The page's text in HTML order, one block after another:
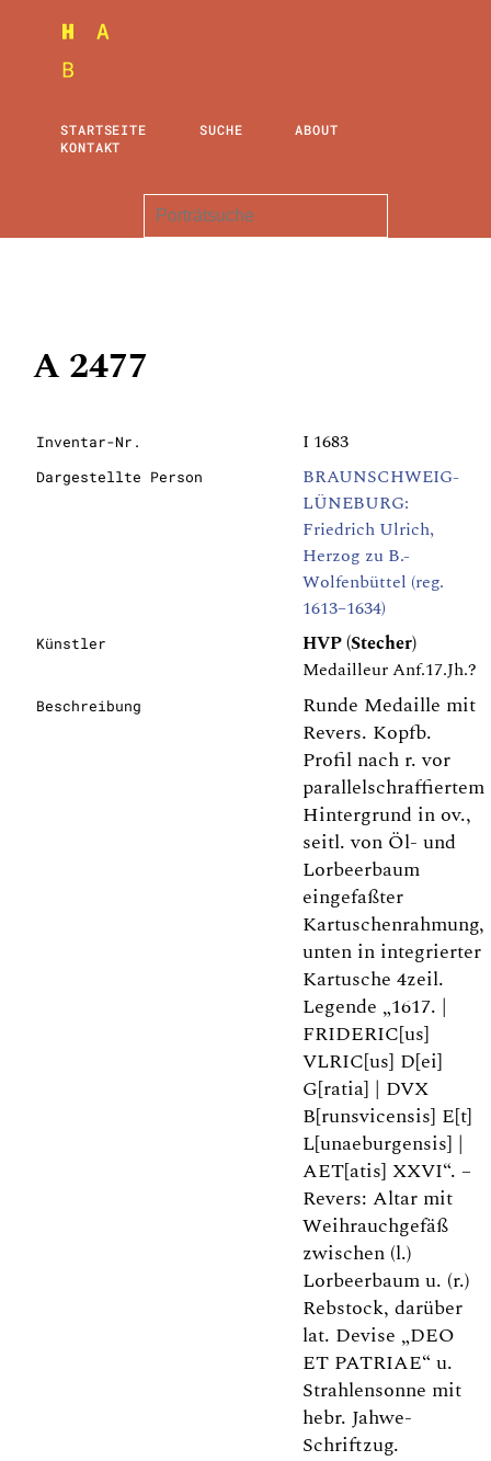
STARTSEITE SUCHE
ABOUT
KONTAKT
A 2477
Inventar-Nr. I 1683
Dargestellte Person
BRAUNSCHWEIG-
LÜNEBURG:
Friedrich Ulrich,
Herzog zu B.-
Wolfenbüttel (reg.
1613–1634)
Künstler
HVP (Stecher)
Medailleur Anf.17.Jh.?
Beschreibung
Runde Medaille mit
Revers. Kopfb.
Profil nach r. vor
parallelschraffiertem
Hintergrund in ov.,
seitl. von Öl- und
Lorbeerbaum
eingefaßter
Kartuschenrahmung,
unten in integrierter
Kartusche 4zeil.
Legende „1617. |
FRIDERIC[us]
VLRIC[us] D[ei]
G[ratia] | DVX
B[runsvicensis] E[t]
L[unaeburgensis] |
AET[atis] XXVI“. –
Revers: Altar mit
Weihrauchgefäß
zwischen (l.)
Lorbeerbaum u. (r.)
Rebstock, darüber
lat. Devise „DEO
ET PATRIAE“ u.
Strahlensonne mit
hebr. Jahwe-
Schriftzug.